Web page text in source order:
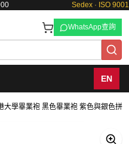
Sedex · ISO 9001
WhatsApp查詢
EN
大學畢業袍 黑色畢業袍 紫色與銀色拼